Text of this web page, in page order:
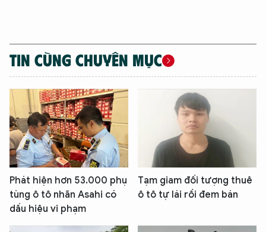
TIN CÙNG CHUYÊN MỤC
Phát hiện hơn 53.000 phụ
tùng ô tô nhãn Asahi có
dấu hiệu vi phạm
Tạm giam đối tượng thuê
ô tô tự lái rồi đem bán